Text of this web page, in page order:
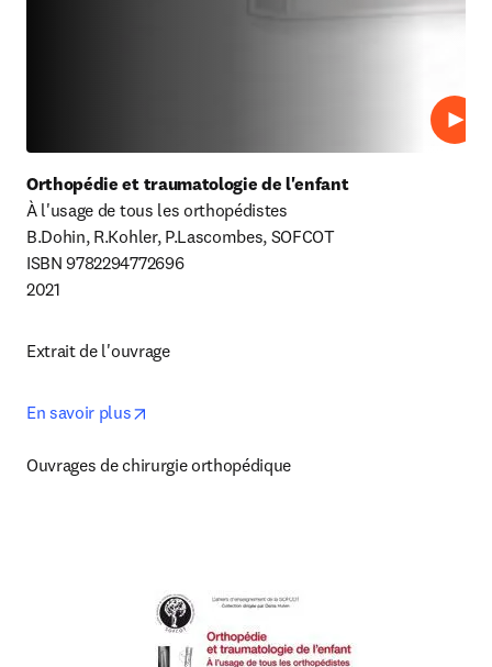
Lire
Orthopédie et traumatologie de l'enfant
À l'usage de tous les orthopédistes
B.Dohin, R.Kohler, P.Lascombes, SOFCOT
ISBN 9782294772696
2021
Extrait de l'ouvrage
En savoir plus
Ouvrages de chirurgie orthopédique